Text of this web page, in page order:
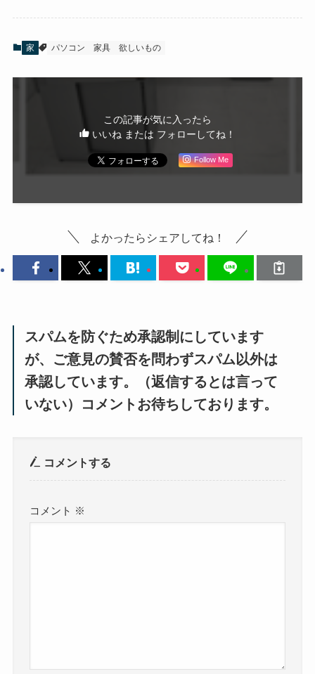
家 パソコン 家具 欲しいもの
この記事が気に入ったら
いいね または フォローしてね！
Follow Me
よかったらシェアしてね！
スパムを防ぐため承認制にしています
が、ご意見の賛否を問わずスパム以外は
承認しています。（返信するとは言って
いない）コメントお待ちしております。
コメントする
コメント ※